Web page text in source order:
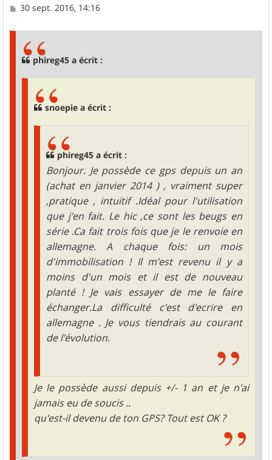
M
30 sept. 2016, 14:16
phireg45 a écrit :
snoepie a écrit :
phireg45 a écrit :
Bonjour. Je possède ce gps depuis un an
(achat en janvier 2014 ) , vraiment super
,pratique , intuitif .Idéal pour l'utilisation
que j'en fait. Le hic ,ce sont les beugs en
série .Ca fait trois fois que je le renvoie en
allemagne. A chaque fois: un mois
d'immobilisation ! Il m'est revenu il y a
moins d'un mois et il est de nouveau
planté ! Je vais essayer de me le faire
échanger.La difficulté c'est d'ecrire en
allemagne . Je vous tiendrais au courant
de l'évolution.
Je le possède aussi depuis +/- 1 an et je n'ai
jamais eu de soucis ..
qu'est-il devenu de ton GPS? Tout est OK ?